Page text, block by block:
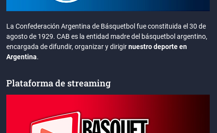
La Confederación Argentina de Básquetbol fue constituida el 30 de
agosto de 1929. CAB es la entidad madre del básquetbol argentino,
encargada de difundir, organizar y dirigirnuestro deporte en
Argentina.
Plataforma de streaming